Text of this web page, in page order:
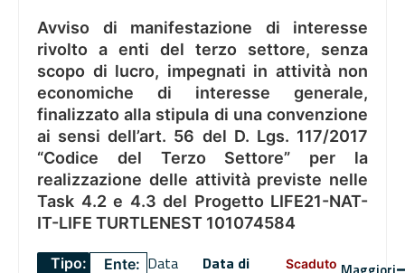
Avviso di manifestazione di interesse
rivolto a enti del terzo settore, senza
scopo di lucro, impegnati in attività non
economiche di interesse generale,
finalizzato alla stipula di una convenzione
ai sensi dell’art. 56 del D. Lgs. 117/2017
“Codice del Terzo Settore” per la
realizzazione delle attività previste nelle
Task 4.2 e 4.3 del Progetto LIFE21-NAT-
IT-LIFE TURTLENEST 101074584
Tipo:
Ente: Data
Data di
Scaduto